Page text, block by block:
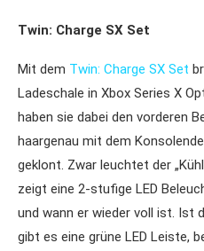
Twin: Charge SX Set
Mit dem Twin: Charge SX Set
Ladeschale in Xbox Series X
haben sie dabei den vorderen
haargenau mit dem
geklont. Zwar leuchtet der
zeigt eine 2-stufige LED
und wann er wieder voll ist. Ist
gibt es eine grüne LED Leiste,